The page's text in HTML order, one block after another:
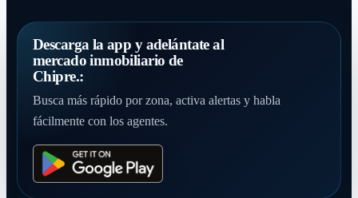
Descarga la app y adelántate al
mercado inmobiliario de
Chipre.:
Busca más rápido por zona, activa alertas y habla
fácilmente con los agentes.